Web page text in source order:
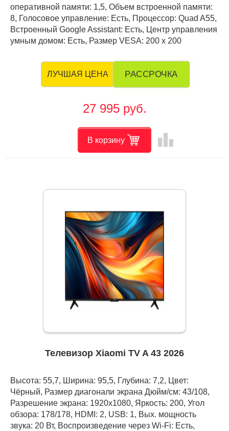
оперативной памяти: 1,5, Объем встроенной памяти:
8, Голосовое управление: Есть, Процессор: Quad A55,
Встроенный Google Assistant: Есть, Центр управления
умным домом: Есть, Размер VESA: 200 х 200
ЛУЧШАЯ ЦЕНА РАССРОЧКА
27 995 руб.
В корзину leaderboard
Телевизор Xiaomi TV A 43 2026
Высота: 55,7, Ширина: 95,5, Глубина: 7,2, Цвет:
Чёрный, Размер диагонали экрана Дюйм/см: 43/108,
Разрешение экрана: 1920x1080, Яркость: 200, Угол
обзора: 178/178, HDMI: 2, USB: 1, Вых. мощность
звука: 20 Вт, Воспроизведение через Wi-Fi: Есть,